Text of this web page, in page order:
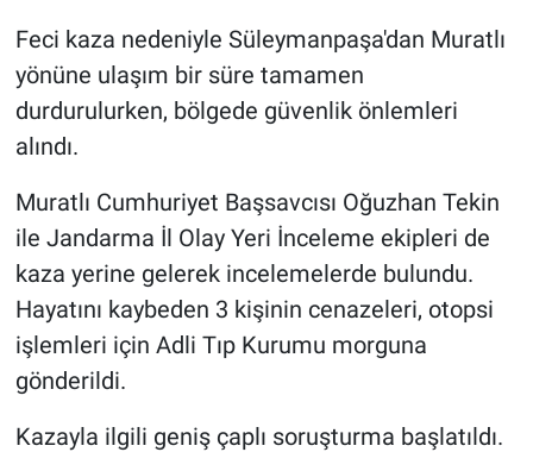
Feci kaza nedeniyle Süleymanpaşa'dan Muratlı
yönüne ulaşım bir süre tamamen
durdurulurken, bölgede güvenlik önlemleri
alındı.
Muratlı Cumhuriyet Başsavcısı Oğuzhan Tekin
ile Jandarma İl Olay Yeri İnceleme ekipleri de
kaza yerine gelerek incelemelerde bulundu.
Hayatını kaybeden 3 kişinin cenazeleri, otopsi
işlemleri için Adli Tıp Kurumu morguna
gönderildi.
Kazayla ilgili geniş çaplı soruşturma başlatıldı.